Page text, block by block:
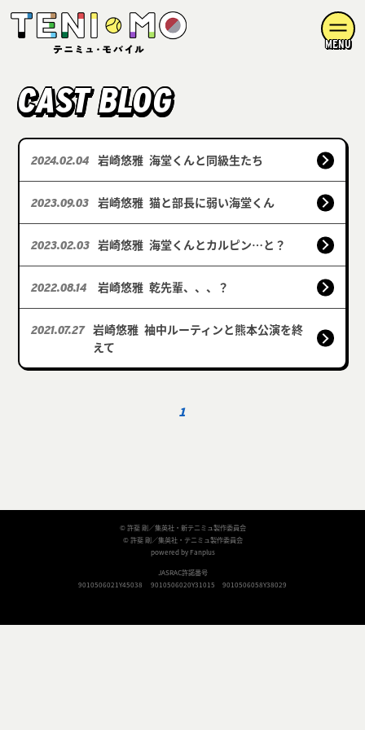
MENU
CAST BLOG
2024.02.04 岩崎悠雅 海堂くんと同級生たち
2023.09.03 岩崎悠雅 猫と部長に弱い海堂くん
2023.02.03 岩崎悠雅 海堂くんとカルピン…と？
2022.08.14 岩崎悠雅 乾先輩、、、？
2021.07.27 岩崎悠雅 袖中ルーティンと熊本公演を終
えて
1
© 許斐 剛／集英社・新テニミュ製作委員会
© 許斐 剛／集英社・テニミュ製作委員会
powered by Fanplus
JASRAC許諾番号
9010506021Y45038
9010506020Y31015 9010506058Y38029